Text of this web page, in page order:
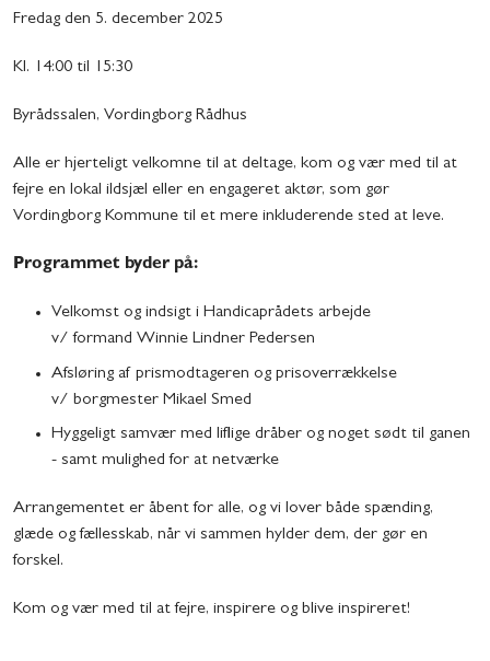
Fredag den 5. december 2025
Kl. 14:00 til 15:30
Byrådssalen, Vordingborg Rådhus
Alle er hjerteligt velkomne til at deltage, kom og vær med til at
fejre en lokal ildsjæl eller en engageret aktør, som gør
Vordingborg Kommune til et mere inkluderende sted at leve.
Programmet byder på:
Velkomst og indsigt i Handicaprådets arbejde
v/ formand Winnie Lindner Pedersen
Afsløring af prismodtageren og prisoverrækkelse
v/ borgmester Mikael Smed
Hyggeligt samvær med liflige dråber og noget sødt til ganen
- samt mulighed for at netværke
Arrangementet er åbent for alle, og vi lover både spænding,
glæde og fællesskab, når vi sammen hylder dem, der gør en
forskel.
Kom og vær med til at fejre, inspirere og blive inspireret!